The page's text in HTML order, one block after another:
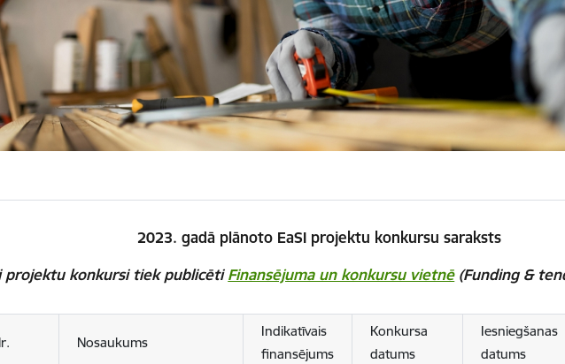
2023. gadā plānoto EaSI projektu konkursu saraksts
projektu konkursi tiek publicētiFinansējuma un konkursu vietnē(Funding &
Nosaukums
Indikatīvais
finansējums
Konkursa
datums
Iesniegšanas
datums